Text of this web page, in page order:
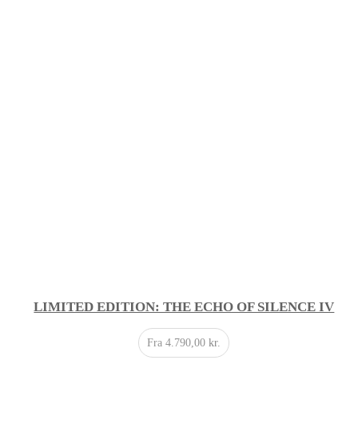
LIMITED EDITION: THE ECHO OF SILENCE IV
Fra4.790,00kr.